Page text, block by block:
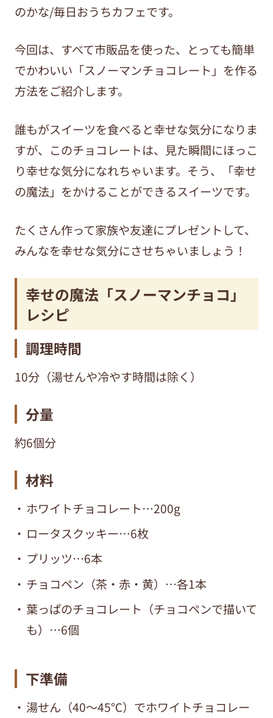
のかな/毎日おうちカフェです。
今回は、すべて市販品を使った、とっても簡単
でかわいい「スノーマンチョコレート」を作る
方法をご紹介します。
誰もがスイーツを食べると幸せな気分になりま
すが、このチョコレートは、見た瞬間にほっこ
り幸せな気分になれちゃいます。そう、「幸せ
の魔法」をかけることができるスイーツです。
たくさん作って家族や友達にプレゼントして、
みんなを幸せな気分にさせちゃいましょう！
幸せの魔法「スノーマンチョコ」
レシピ
調理時間
10分（湯せんや冷やす時間は除く）
分量
約6個分
材料
ホワイトチョコレート…200g
ロータスクッキー…6枚
プリッツ…6本
チョコペン（茶・赤・黄）…各1本
葉っぱのチョコレート（チョコペンで描いて
も）…6個
下準備
湯せん（40～45℃）でホワイトチョコレー